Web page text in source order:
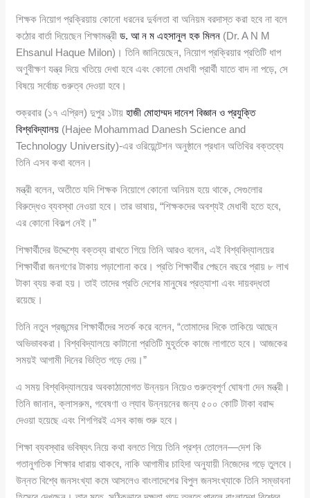
শিক্ষক নিয়োগ প্রক্রিয়ায় কোনো ধরনের দুর্বলতা বা অনিয়ম বরদাস্ত করা হবে না বলে
কঠোর বার্তা দিয়েছেন শিক্ষামন্ত্রীড. আ ন ম এহসানুল হক মিলন (Dr. A N M
Ehsanul Haque Milon)। তিনি জানিয়েছেন, নিয়োগ প্রক্রিয়ার প্রতিটি ধাপ
অণুবীক্ষণ যন্ত্র দিয়ে খতিয়ে দেখা হবে এবং কোনো মেধাবী প্রার্থী যাতে বাদ না পড়ে, সে
বিষয়ে সর্বোচ্চ গুরুত্ব দেওয়া হবে।
শুক্রবার (১৭ এপ্রিল) দুপুর ১টায়হাজী মোহাম্মদ দানেশ বিজ্ঞান ও প্রযুক্তি
বিশ্ববিদ্যালয় (Hajee Mohammad Danesh Science and
Technology University)-এর ওরিয়েন্টেশন অনুষ্ঠানে প্রধান অতিথির বক্তব্যে
তিনি এসব কথা বলেন।
মন্ত্রী বলেন, অতীতে যদি শিক্ষক নিয়োগে কোনো অনিয়ম হয়ে থাকে, সেগুলোর
বিরুদ্ধেও ব্যবস্থা নেওয়া হবে। তার ভাষায়, “শিক্ষকদের অবশ্যই মেধাবী হতে হবে,
এর কোনো বিকল্প নেই।”
শিক্ষার্থীদের উদ্দেশ্যে বক্তব্য রাখতে গিয়ে তিনি আরও বলেন, এই বিশ্ববিদ্যালয়ের
শিক্ষার্থীরা জনগণের টাকায় পড়াশোনা করে। প্রতি শিক্ষার্থীর পেছনে বছরে প্রায় ৮ লাখ
টাকা ব্যয় করা হয়। তাই তাদের প্রতি দেশের মানুষের প্রত্যাশা এবং দায়বদ্ধতা
রয়েছে।
তিনি নতুন প্রজন্মের শিক্ষার্থীদের সতর্ক করে বলেন, “তোমাদের দিকে তাকিয়ে আছেন
অভিভাবকরা। বিশ্ববিদ্যালয়ে কাটানো প্রতিটি মুহূর্তকে কাজে লাগাতে হবে। আজকের
সময়ই আগামী দিনের ভিত্তি গড়ে দেয়।”
এ সময় বিশ্ববিদ্যালয়ের অবকাঠামোগত উন্নয়ন নিয়েও গুরুত্বপূর্ণ ঘোষণা দেন মন্ত্রী।
তিনি জানান, ক্লাসরুম, গবেষণা ও ল্যাব উন্নয়নের জন্য ৫০০ কোটি টাকা বরাদ্দ
দেওয়া হয়েছে এবং শিগগিরই এসব কাজ শুরু হবে।
শিক্ষা ব্যবস্থার ভবিষ্যৎ নিয়ে কথা বলতে গিয়ে তিনি প্রশ্ন তোলেন—দেশ কি
গতানুগতিক শিক্ষার ধারায় থাকবে, নাকি আগামীর চাহিদা অনুযায়ী নিজেদের গড়ে তুলবে।
উন্নত বিশ্বে জনসংখ্যা কমে আসলেও বাংলাদেশের বিপুল জনসংখ্যাকে তিনি সম্ভাবনা